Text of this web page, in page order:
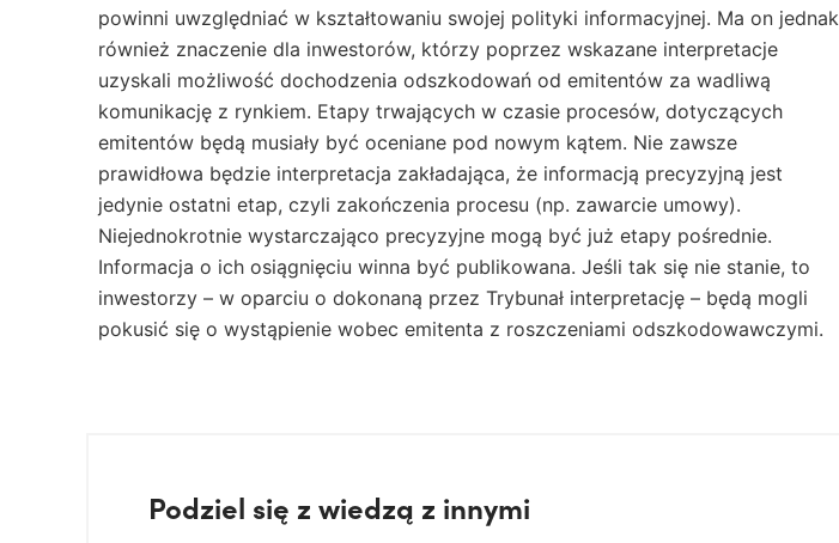
powinni uwzględniać w kształtowaniu swojej polityki informacyjnej. Ma on jednak
również znaczenie dla inwestorów, którzy poprzez wskazane interpretacje
uzyskali możliwość dochodzenia odszkodowań od emitentów za wadliwą
komunikację z rynkiem. Etapy trwających w czasie procesów, dotyczących
emitentów będą musiały być oceniane pod nowym kątem. Nie zawsze
prawidłowa będzie interpretacja zakładająca, że informacją precyzyjną jest
jedynie ostatni etap, czyli zakończenia procesu (np. zawarcie umowy).
Niejednokrotnie wystarczająco precyzyjne mogą być już etapy pośrednie.
Informacja o ich osiągnięciu winna być publikowana. Jeśli tak się nie stanie, to
inwestorzy – w oparciu o dokonaną przez Trybunał interpretację – będą mogli
pokusić się o wystąpienie wobec emitenta z roszczeniami odszkodowawczymi.
Podziel się z wiedzą z innymi